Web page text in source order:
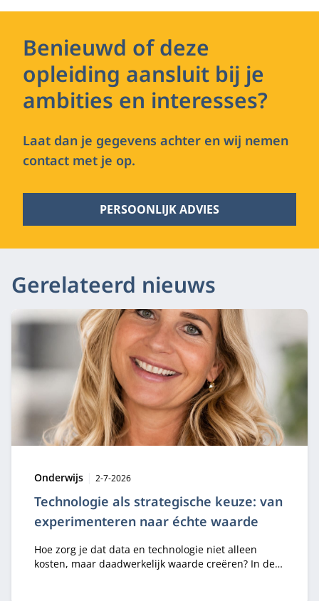
Benieuwd of deze
opleiding aansluit bij je
ambities en interesses?
Laat dan je gegevens achter en wij nemen
contact met je op.
PERSOONLIJK ADVIES
Gerelateerd nieuws
Technologie als strategische keuze: van
experimenteren naar échte waarde
Type:
Onderwijs Publicatiedatum:
2-7-2026
Hoe zorg je dat data en technologie niet alleen
kosten, maar daadwerkelijk waarde creëren? In de